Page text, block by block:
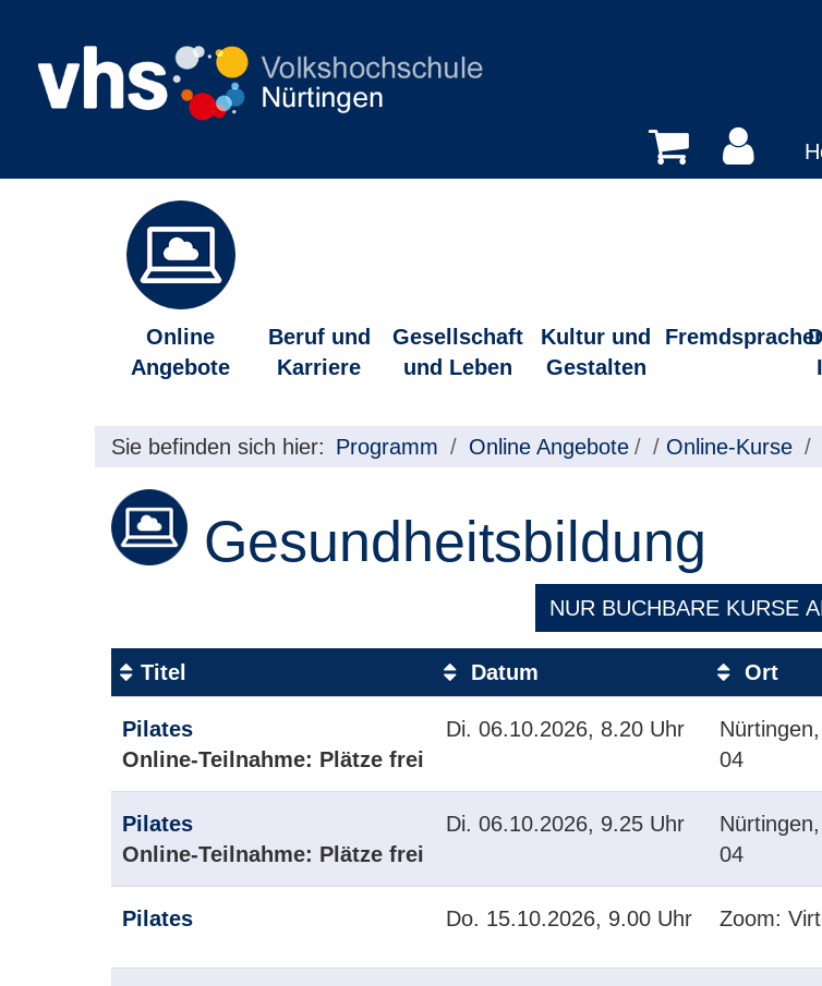
Online
Angebote
Beruf und
Karriere
Gesellschaft
und Leben
Kultur und
Gestalten
Sie befinden sich hier: Programm Online Angebote / Online-Kurse
Gesundheitsbildung
NUR BUCHBARE KURSE
Tabellenüberschriften
können
werden.
Titel Datum Ort
Pilates
Online-Teilnahme: Plätze frei
Di. 06.10.2026, 8.20 Uhr
04
Pilates
Online-Teilnahme: Plätze frei
Di. 06.10.2026, 9.25 Uhr
04
Pilates Do. 15.10.2026, 9.00 Uhr Zoom: